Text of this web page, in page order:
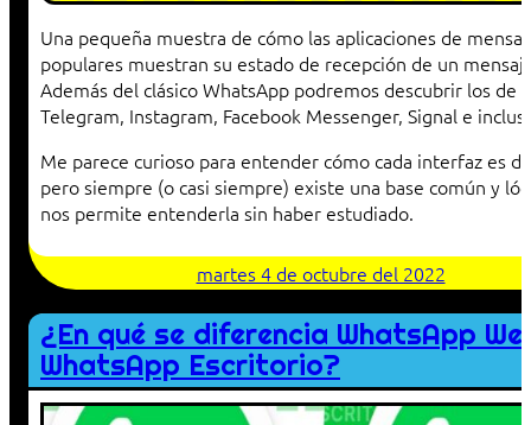
Una pequeña muestra de cómo las aplicaciones de
populares muestran su estado de recepción de un
Además del clásico WhatsApp podremos descubrir los de
Telegram, Instagram, Facebook Messenger, Signal e
Me parece curioso para entender cómo cada interfaz es
pero siempre (o casi siempre) existe una base común y
nos permite entenderla sin haber estudiado.
martes 4 de octubre del 2022
¿En qué se diferencia WhatsApp
WhatsApp Escritorio?